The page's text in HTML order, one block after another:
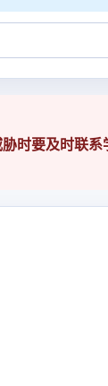
时要及时联